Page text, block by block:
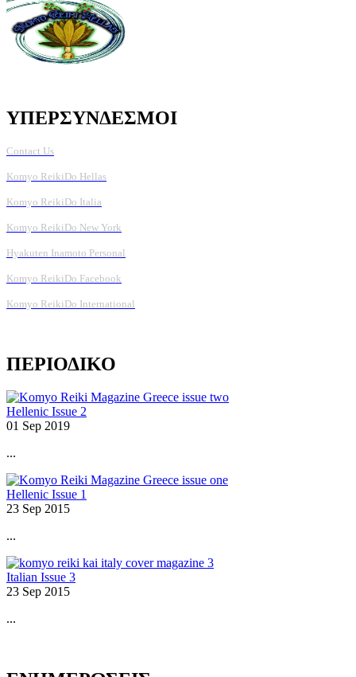
ΥΠΕΡΣΥΝΔΕΣΜΟΙ
Contact Us
Komyo ReikiDo Hellas
Komyo ReikiDo Italia
Komyo ReikiDo New York
Hyakuten Inamoto Personal
Komyo ReikiDo Facebook
Komyo ReikiDo International
ΠΕΡΙΟΔΙΚΟ
Hellenic Issue 2
01 Sep 2019
...
Hellenic Issue 1
23 Sep 2015
...
Italian Issue 3
23 Sep 2015
...